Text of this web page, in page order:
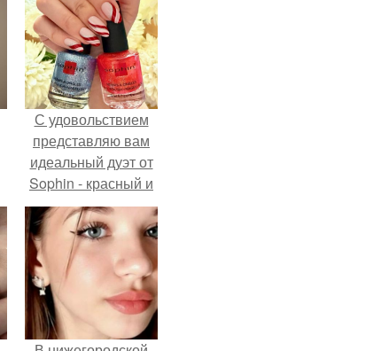
С удовольствием
представляю вам
идеальный дуэт от
Sophin - красный и
синий оттенки Sand
Effect номер 0299 и
номер 0262.